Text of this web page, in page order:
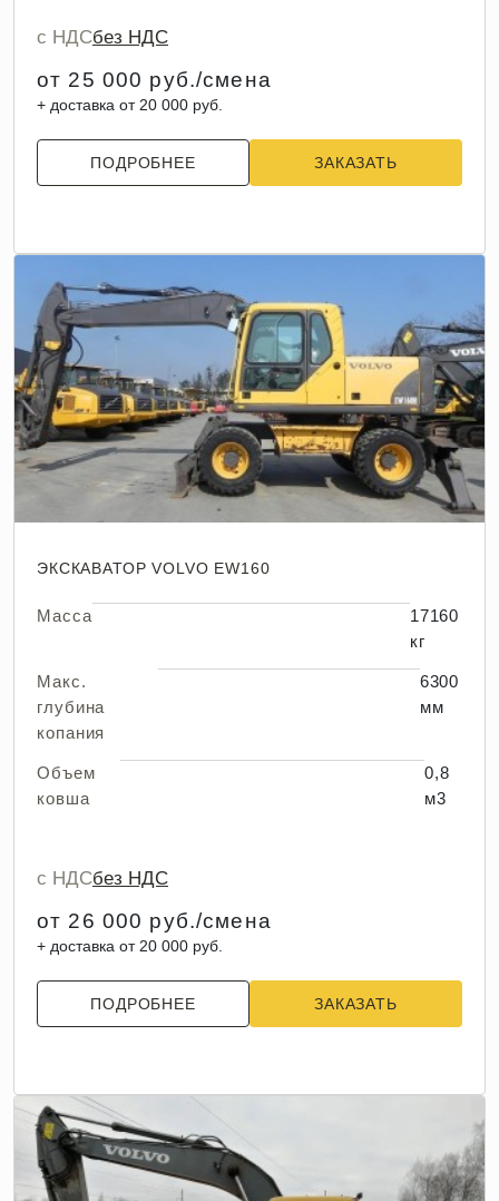
с НДСбез НДС
от 25 000 руб./смена
+ доставка от 20 000 руб.
ПОДРОБНЕЕ ЗАКАЗАТЬ
ЭКСКАВАТОР VOLVO EW160
Масса
17160
кг
Макс.
глубина
копания
6300
мм
Объем
ковша
0,8
м3
с НДСбез НДС
от 26 000 руб./смена
+ доставка от 20 000 руб.
ПОДРОБНЕЕ ЗАКАЗАТЬ